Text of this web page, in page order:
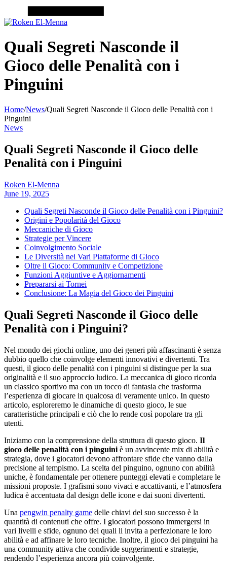
Quali Segreti Nasconde il
Gioco delle Penalità con i
Pinguini
Home/News/Quali Segreti Nasconde il Gioco delle Penalità con i
Pinguini
News
Quali Segreti Nasconde il Gioco delle
Penalità con i Pinguini
Roken El-Menna
June 19, 2025
Quali Segreti Nasconde il Gioco delle Penalità con i Pinguini?
Origini e Popolarità del Gioco
Meccaniche di Gioco
Strategie per Vincere
Coinvolgimento Sociale
Le Diversità nei Vari Piattaforme di Gioco
Oltre il Gioco: Community e Competizione
Funzioni Aggiuntive e Aggiornamenti
Prepararsi ai Tornei
Conclusione: La Magia del Gioco dei Pinguini
Quali Segreti Nasconde il Gioco delle
Penalità con i Pinguini?
Nel mondo dei giochi online, uno dei generi più affascinanti è senza
dubbio quello che coinvolge elementi innovativi e divertenti. Tra
questi, il gioco delle penalità con i pinguini si distingue per la sua
originalità e il suo approccio ludico. La meccanica di gioco ricorda
un classico sportivo ma con un tocco di fantasia che trasforma
l’esperienza di giocare in qualcosa di veramente unico. In questo
articolo, esploreremo le dinamiche di questo gioco, le sue
caratteristiche principali e ciò che lo rende così popolare tra gli
utenti.
Iniziamo con la comprensione della struttura di questo gioco. Il
gioco delle penalità con i pinguini è un avvincente mix di abilità e
strategia, dove i giocatori devono affrontare sfide che vanno dalla
precisione al tempismo. La scelta del pinguino, ognuno con abilità
uniche, è fondamentale per ottenere punteggi elevati e completare le
missioni proposte. I grafismi sono vivaci e accattivanti, e l’atmosfera
ludica è accentuata dal design delle icone e dai suoni divertenti.
Una pengwin penalty game delle chiavi del suo successo è la
quantità di contenuti che offre. I giocatori possono immergersi in
vari livelli e sfide, ognuno dei quali li invita a perfezionare le loro
abilità e ad affinare le loro tecniche. Inoltre, il gioco dei pinguini ha
una community attiva che condivide suggerimenti e strategie,
rendendo l’esperienza ancora più coinvolgente.